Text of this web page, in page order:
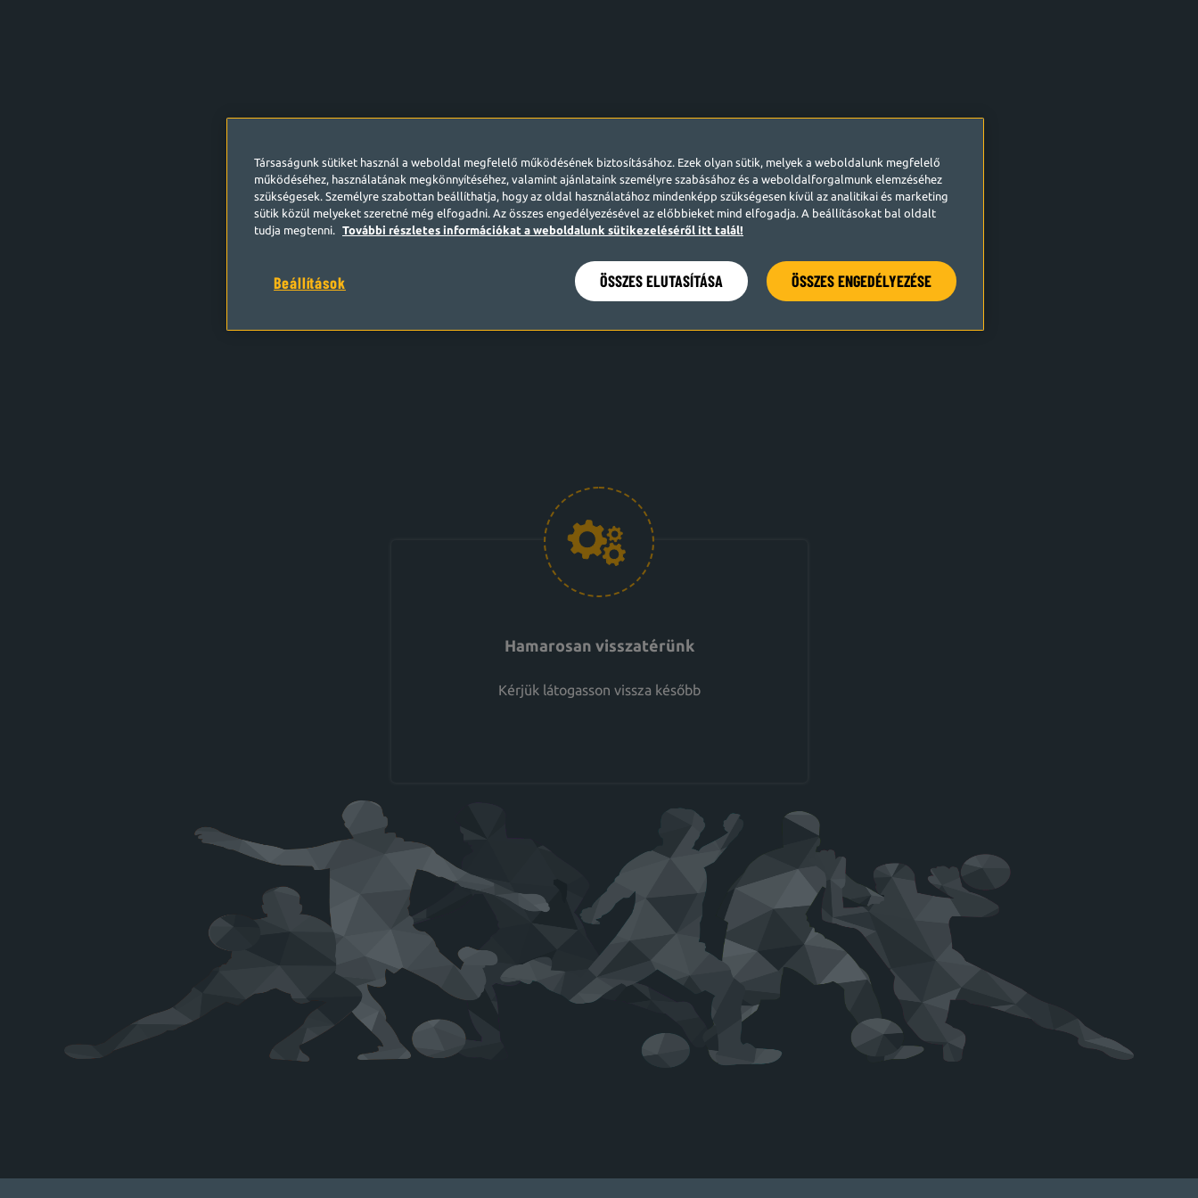
Hamarosan visszatérünk
Kérjük látogasson vissza később
Társaságunk sütiket használ a weboldal megfelelő működésének biztosításához. Ezek olyan sütik, melyek a weboldalunk megfelelő
működéséhez, használatának megkönnyítéséhez, valamint ajánlataink személyre szabásához és a weboldalforgalmunk elemzéséhez
szükségesek. Személyre szabottan beállíthatja, hogy az oldal használatához mindenképp szükségesen kívül az analitikai és marketing
sütik közül melyeket szeretné még elfogadni. Az összes engedélyezésével az előbbieket mind elfogadja. A beállításokat bal oldalt
tudja megtenni.
További részletes információkat a weboldalunk sütikezeléséről itt talál!
Beállítások ÖSSZES ELUTASÍTÁSA ÖSSZES ENGEDÉLYEZÉSE